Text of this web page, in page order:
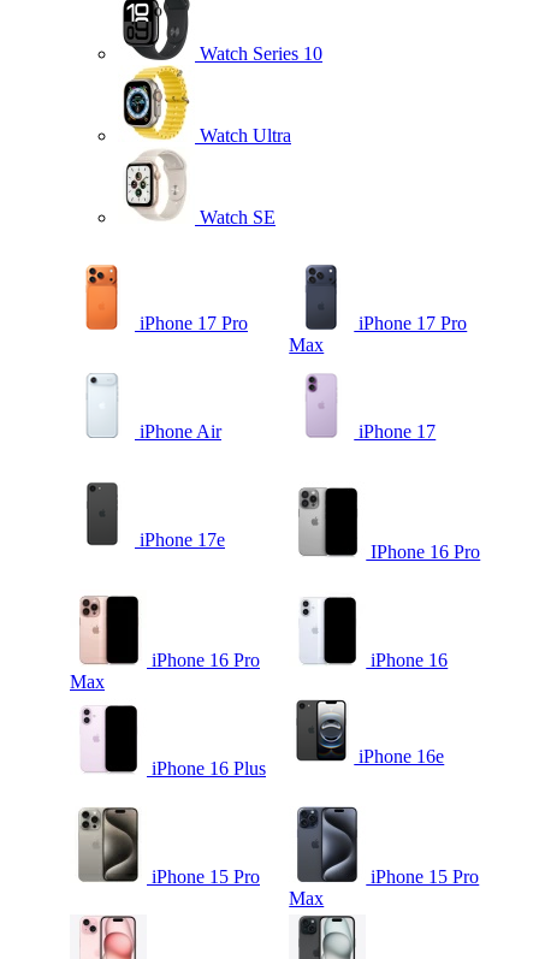
Watch Series 10
Watch Ultra
Watch SE
iPhone 17 Pro
iPhone 17 Pro
Max
iPhone Air iPhone 17
iPhone 17e
IPhone 16 Pro
iPhone 16 Pro
Max
iPhone 16
iPhone 16 Plus
iPhone 16e
iPhone 15 Pro
iPhone 15 Pro
Max